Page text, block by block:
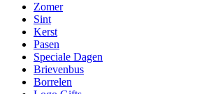
Zomer
Sint
Kerst
Pasen
Speciale Dagen
Brievenbus
Borrelen